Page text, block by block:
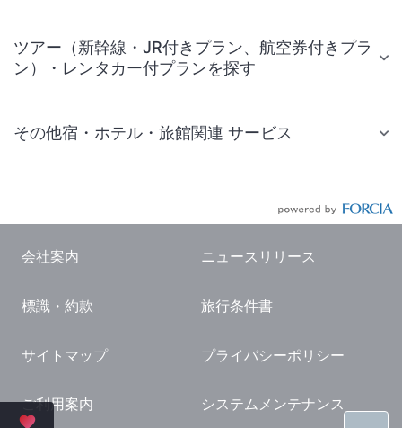
ツアー（新幹線・JR付きプラン、航空券付きプラ
ン）・レンタカー付プランを探す
その他宿・ホテル・旅館関連 サービス
国内観光ガイド
旅行・観光情報
会社案内 ニュースリリース
標識・約款 旅行条件書
サイトマップ プライバシーポリシー
ご利用案内 システムメンテナンス